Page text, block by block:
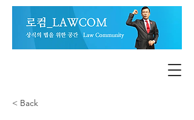
< Back